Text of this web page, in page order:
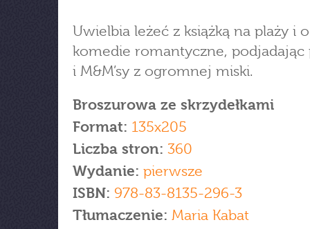
Uwielbia leżeć z książką na plaży i
komedie romantyczne, podjadając
i M&M’sy z ogromnej miski.
Broszurowa ze skrzydełkami
Format: 135x205
Liczba stron: 360
Wydanie: pierwsze
ISBN: 978-83-8135-296-3
Tłumaczenie: Maria Kabat